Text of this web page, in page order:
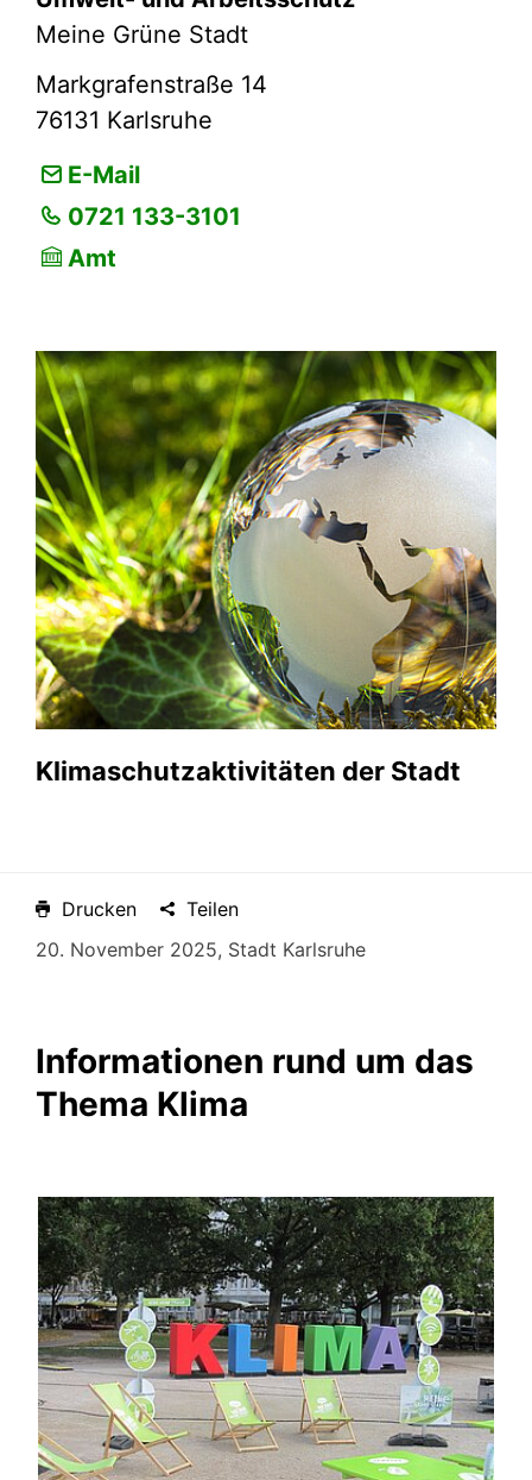
Meine Grüne Stadt
Markgrafenstraße 14
76131 Karlsruhe
E-Mail
0721 133-3101
Amt
Klimaschutzaktivitäten der Stadt
Drucken
Teilen
20. November 2025, Stadt Karlsruhe
Informationen rund um das
Thema Klima